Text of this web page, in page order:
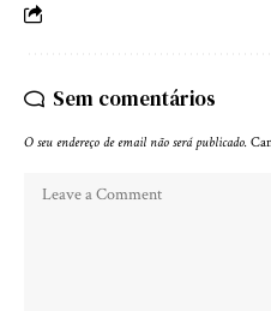
Sem comentários
O seu endereço de email não será publicado.